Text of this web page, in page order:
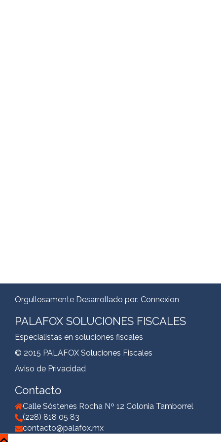
Orgullosamente Desarrollado por: Connexion
PALAFOX SOLUCIONES FISCALES
Especialistas en soluciones fiscales
© 2015 PALAFOX Soluciones Fiscales
Aviso de Privacidad
Contacto
Calle Sóstenes Rocha Nº 12 Colonia Tamborrel
(228) 818 05 83
contacto@palafox.mx